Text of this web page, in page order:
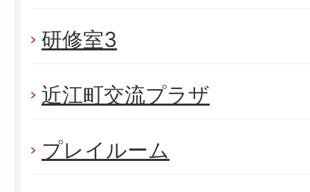
研修室3
近江町交流プラザ
プレイルーム